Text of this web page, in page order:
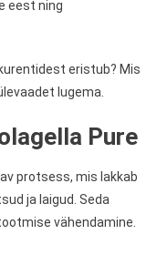
eest ning
eristub? Mis
lugema.
Pure
protsess, mis lakkab
ja laigud. Seda
vähendamine.